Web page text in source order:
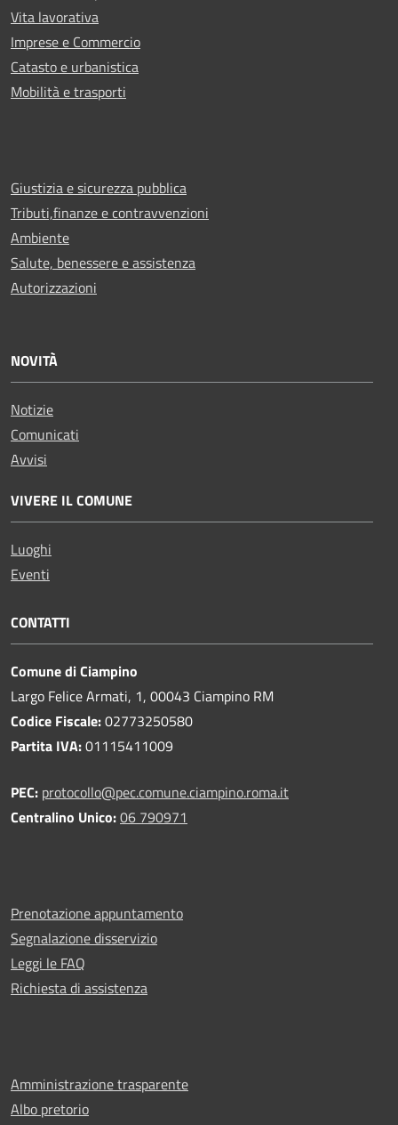
Vita lavorativa
Imprese e Commercio
Catasto e urbanistica
Mobilità e trasporti
Giustizia e sicurezza pubblica
Tributi,finanze e contravvenzioni
Ambiente
Salute, benessere e assistenza
Autorizzazioni
NOVITÀ
Notizie
Comunicati
Avvisi
VIVERE IL COMUNE
Luoghi
Eventi
CONTATTI
Comune di Ciampino
Largo Felice Armati, 1, 00043 Ciampino RM
Codice Fiscale:02773250580
Partita IVA:01115411009
PEC: protocollo@pec.comune.ciampino.roma.it
Centralino Unico:06 790971
Prenotazione appuntamento
Segnalazione disservizio
Leggi le FAQ
Richiesta di assistenza
Amministrazione trasparente
Albo pretorio